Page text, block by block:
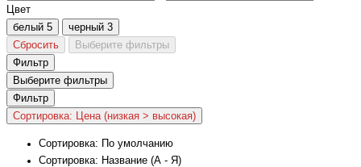
Цвет
белый 5 черный 3
Сбросить
Выберите фильтры
Фильтр
Выберите фильтры
Фильтр
Сортировка: Цена (низкая > высокая)
Сортировка: По умолчанию
Сортировка: Название (А - Я)